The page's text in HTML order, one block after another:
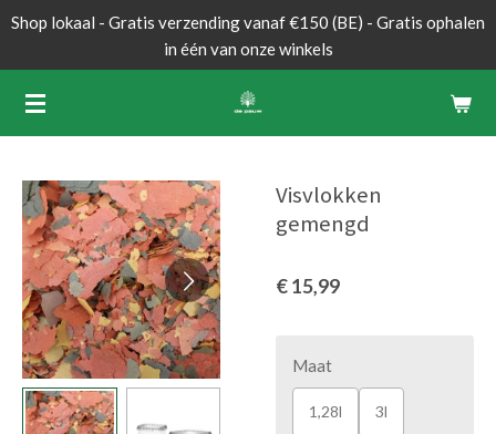
Ga
naar
de
Shop lokaal - Gratis verzending vanaf €150 (BE) - Gratis ophalen
in één van onze winkels
Visvlokken
gemengd
€ 15,99
Maat
1,28l 3l